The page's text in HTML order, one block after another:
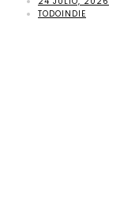
TODOINDIE